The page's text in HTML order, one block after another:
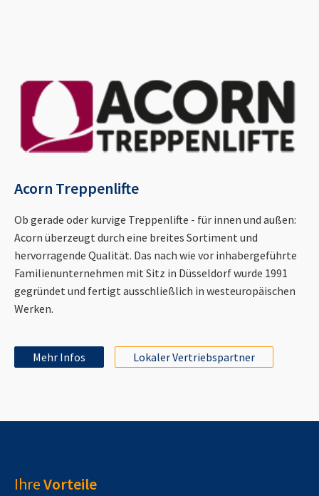
Acorn Treppenlifte
Ob gerade oder kurvige Treppenlifte - für innen und außen:
Acorn überzeugt durch eine breites Sortiment und
hervorragende Qualität. Das nach wie vor inhabergeführte
Familienunternehmen mit Sitz in Düsseldorf wurde 1991
gegründet und fertigt ausschließlich in westeuropäischen
Werken.
Mehr Infos Lokaler Vertriebspartner
IhreVorteile